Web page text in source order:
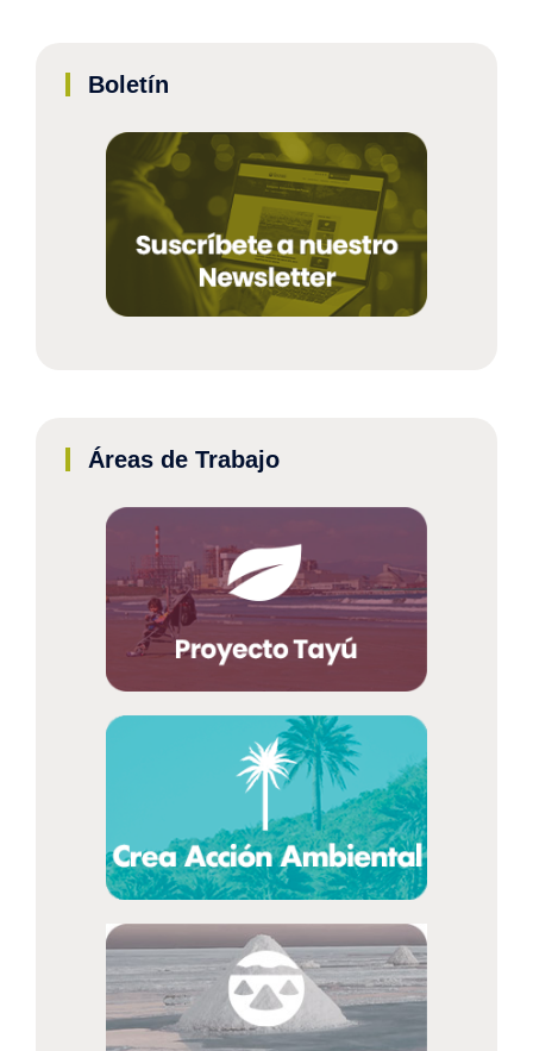
Boletín
Áreas de Trabajo